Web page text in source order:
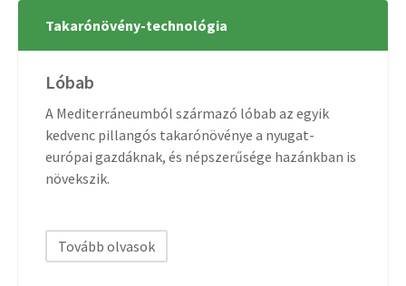
Takarónövény-technológia
Lóbab
A Mediterráneumból származó lóbab az egyik
kedvenc pillangós takarónövénye a nyugat-
európai gazdáknak, és népszerűsége hazánkban is
növekszik.
Tovább olvasok